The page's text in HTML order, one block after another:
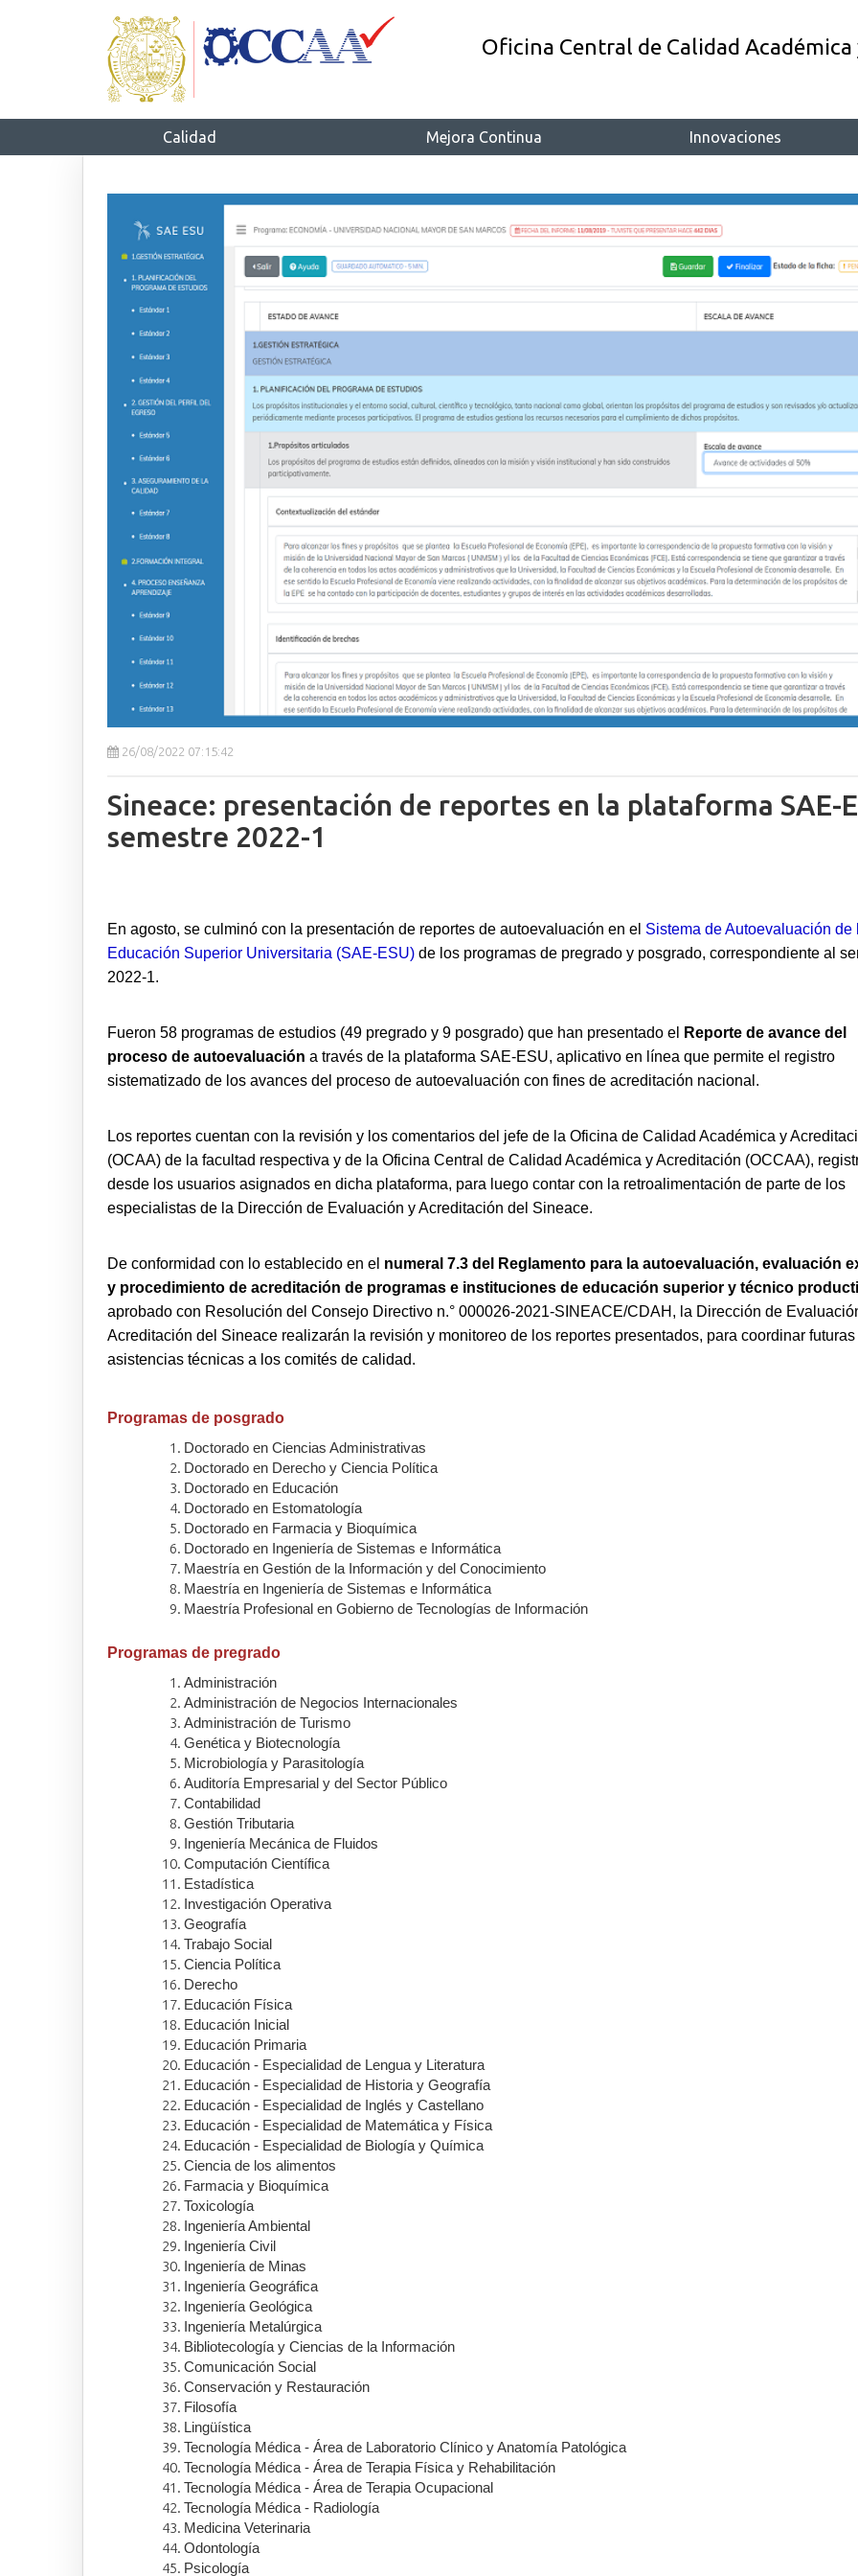
Oficina Central de Calidad
Calidad Mejora Continua Innovaciones
26/08/2022 07:15:42
Sineace: presentación de reportes en la plataforma SAE-
semestre 2022-1
En agosto, se culminó con la presentación de reportes de autoevaluación en el Sistema de Autoevaluación de
Educación Superior Universitaria (SAE-ESU) de los programas de pregrado y posgrado, correspondiente al
2022-1.
Fueron 58 programas de estudios (49 pregrado y 9 posgrado) que han presentado el
Reporte de avance del
proceso de autoevaluación a través de la plataforma SAE-ESU, aplicativo en línea que permite el registro
sistematizado de los avances del proceso de autoevaluación con fines de acreditación nacional.
Los reportes cuentan con la revisión y los comentarios del jefe de la Oficina de Calidad Académica y
(OCAA) de la facultad respectiva y de la Oficina Central de Calidad Académica y Acreditación (OCCAA),
desde los usuarios asignados en dicha plataforma, para luego contar con la retroalimentación de parte de los
especialistas de la Dirección de Evaluación y Acreditación del Sineace.
De conformidad con lo establecido en el numeral 7.3 del Reglamento para la autoevaluación, evaluación
y procedimiento de acreditación de programas e instituciones de educación superior y técnico
aprobado con Resolución del Consejo Directivo n.° 000026-2021-SINEACE/CDAH, la Dirección de
Acreditación del Sineace realizarán la revisión y monitoreo de los reportes presentados, para coordinar futuras
asistencias técnicas a los comités de calidad.
Programas de posgrado
Doctorado en Ciencias Administrativas
Doctorado en Derecho y Ciencia Política
Doctorado en Educación
Doctorado en Estomatología
Doctorado en Farmacia y Bioquímica
Doctorado en Ingeniería de Sistemas e Informática
Maestría en Gestión de la Información y del Conocimiento
Maestría en Ingeniería de Sistemas e Informática
Maestría Profesional en Gobierno de Tecnologías de Información
Programas de pregrado
Administración
Administración de Negocios Internacionales
Administración de Turismo
Genética y Biotecnología
Microbiología y Parasitología
Auditoría Empresarial y del Sector Público
Contabilidad
Gestión Tributaria
Ingeniería Mecánica de Fluidos
Computación Científica
Estadística
Investigación Operativa
Geografía
Trabajo Social
Ciencia Política
Derecho
Educación Física
Educación Inicial
Educación Primaria
Educación - Especialidad de Lengua y Literatura
Educación - Especialidad de Historia y Geografía
Educación - Especialidad de Inglés y Castellano
Educación - Especialidad de Matemática y Física
Educación - Especialidad de Biología y Química
Ciencia de los alimentos
Farmacia y Bioquímica
Toxicología
Ingeniería Ambiental
Ingeniería Civil
Ingeniería de Minas
Ingeniería Geográfica
Ingeniería Geológica
Ingeniería Metalúrgica
Bibliotecología y Ciencias de la Información
Comunicación Social
Conservación y Restauración
Filosofía
Lingüística
Tecnología Médica - Área de Laboratorio Clínico y Anatomía Patológica
Tecnología Médica - Área de Terapia Física y Rehabilitación
Tecnología Médica - Área de Terapia Ocupacional
Tecnología Médica - Radiología
Medicina Veterinaria
Odontología
Psicología